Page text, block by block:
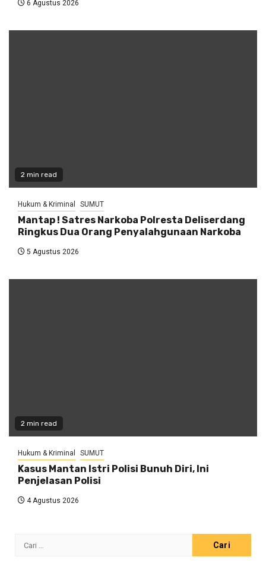
6 Agustus 2026
2 min read
Hukum & Kriminal SUMUT
Mantap ! Satres Narkoba Polresta Deliserdang
Ringkus Dua Orang Penyalahgunaan Narkoba
5 Agustus 2026
2 min read
Hukum & Kriminal SUMUT
Kasus Mantan Istri Polisi Bunuh Diri, Ini
Penjelasan Polisi
4 Agustus 2026
Cari